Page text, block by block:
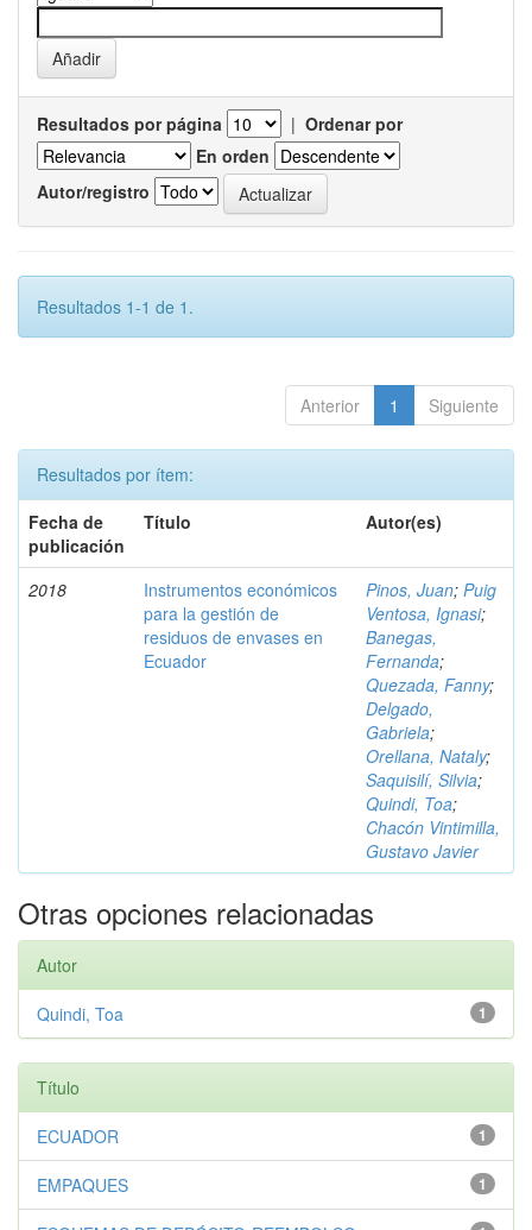
Resultados por página | Ordenar por
En orden
Autor/registro
Resultados 1-1 de 1.
Anterior 1 Siguiente
Resultados por ítem:
Fecha de
publicación
Título Autor(es)
2018
Instrumentos económicos
para la gestión de
residuos de envases en
Ecuador
Pinos, Juan; Puig
Ventosa, Ignasi;
Banegas,
Fernanda;
Quezada, Fanny;
Delgado,
Gabriela;
Orellana, Nataly;
Saquisilí, Silvia;
Quindi, Toa;
Chacón Vintimilla,
Gustavo Javier
Otras opciones relacionadas
Autor
1
Quindi, Toa
Título
1
ECUADOR
1
EMPAQUES